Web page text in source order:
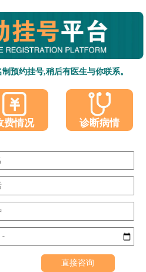
预约挂号,稍后有医生与你联系。
费情况 诊断病情